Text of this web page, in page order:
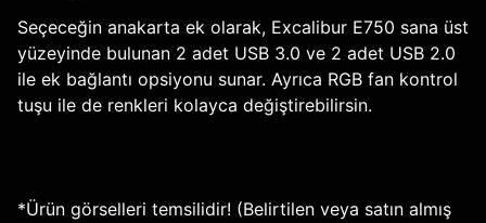
Seçeceğin anakarta ek olarak, Excalibur E750 sana üst
yüzeyinde bulunan 2 adet USB 3.0 ve 2 adet USB 2.0
ile ek bağlantı opsiyonu sunar. Ayrıca RGB fan kontrol
tuşu ile de renkleri kolayca değiştirebilirsin.
*Ürün görselleri temsilidir! (Belirtilen veya satın almış